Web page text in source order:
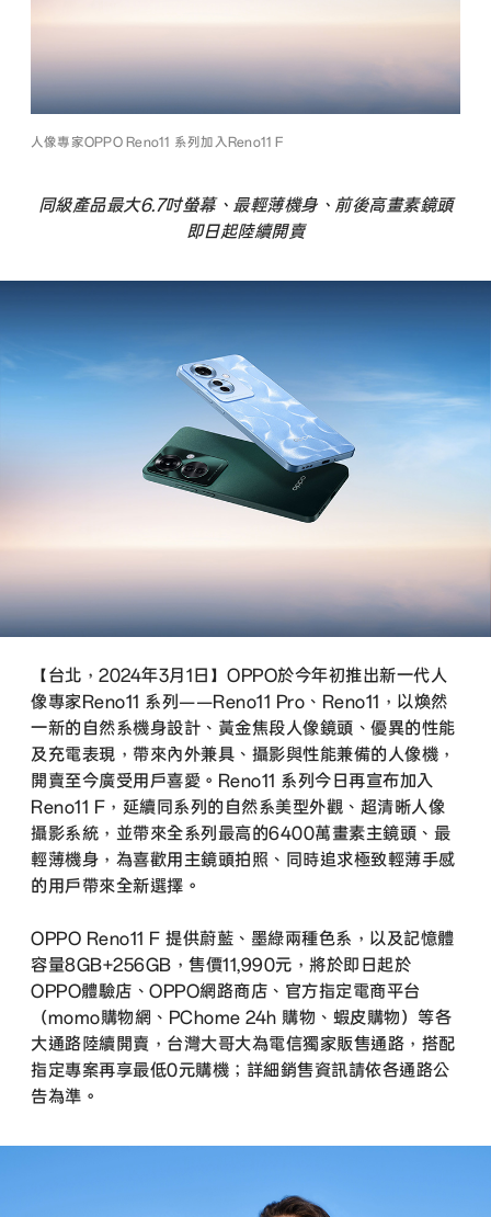
人像專家OPPO Reno11 系列加入Reno11 F
同級產品最大6.7吋螢幕、最輕薄機身、前後高畫素鏡頭
即日起陸續開賣
【台北，2024年3月1日】OPPO於今年初推出新一代人
像專家Reno11 系列——Reno11 Pro、Reno11，以煥然
一新的自然系機身設計、黃金焦段人像鏡頭、優異的性能
及充電表現，帶來內外兼具、攝影與性能兼備的人像機，
開賣至今廣受用戶喜愛。Reno11 系列今日再宣布加入
Reno11 F，延續同系列的自然系美型外觀、超清晰人像
攝影系統，並帶來全系列最高的6400萬畫素主鏡頭、最
輕薄機身，為喜歡用主鏡頭拍照、同時追求極致輕薄手感
的用戶帶來全新選擇。
OPPO Reno11 F 提供蔚藍、墨綠兩種色系，以及記憶體
容量8GB+256GB，售價11,990元，將於即日起於
OPPO體驗店、OPPO網路商店、官方指定電商平台
（momo購物網、PChome 24h 購物、蝦皮購物）等各
大通路陸續開賣，台灣大哥大為電信獨家販售通路，搭配
指定專案再享最低0元購機；詳細銷售資訊請依各通路公
告為準。